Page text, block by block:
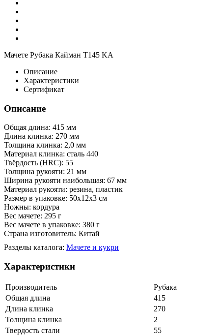
Мачете Рубака Кайман T145 KA
Описание
Характеристики
Сертификат
Описание
Общая длина: 415 мм
Длина клинка: 270 мм
Толщина клинка: 2,0 мм
Материал клинка: сталь 440
Твёрдость (HRC): 55
Толщина рукояти: 21 мм
Ширина рукояти наибольшая: 67 мм
Материал рукояти: резина, пластик
Размер в упаковке: 50х12х3 см
Ножны: кордура
Вес мачете: 295 г
Вес мачете в упаковке: 380 г
Страна изготовитель: Китай
Разделы каталога: Мачете и кукри
Характеристики
Производитель
Рубака
Общая длина
415
Длина клинка
270
Толщина клинка
2
Твердость стали
55